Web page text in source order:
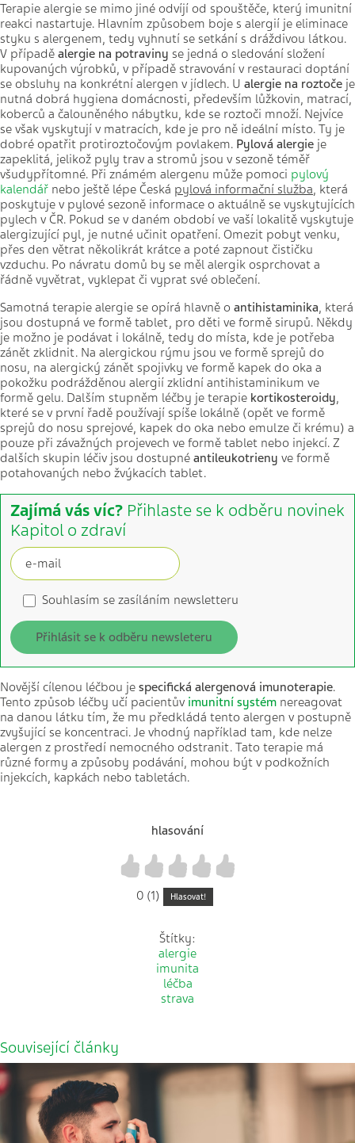
Terapie alergie se mimo jiné odvíjí od spouštěče, který imunitní
reakci nastartuje. Hlavním způsobem boje s alergií je eliminace
styku s alergenem, tedy vyhnutí se setkání s dráždivou látkou.
V případě alergie na potraviny se jedná o sledování složení
kupovaných výrobků, v případě stravování v restauraci doptání
se obsluhy na konkrétní alergen v jídlech. U alergie na roztoče je
nutná dobrá hygiena domácnosti, především lůžkovin, matrací,
koberců a čalouněného nábytku, kde se roztoči množí. Nejvíce
se však vyskytují v matracích, kde je pro ně ideální místo. Ty je
dobré opatřit protiroztočovým povlakem. Pylová alergie je
zapeklitá, jelikož pyly trav a stromů jsou v sezoně téměř
všudypřítomné. Při známém alergenu může pomoci pylový
kalendář nebo ještě lépe Česká pylová informační služba, která
poskytuje v pylové sezoně informace o aktuálně se vyskytujících
pylech v ČR. Pokud se v daném období ve vaší lokalitě vyskytuje
alergizující pyl, je nutné učinit opatření. Omezit pobyt venku,
přes den větrat několikrát krátce a poté zapnout čističku
vzduchu. Po návratu domů by se měl alergik osprchovat a
řádně vyvětrat, vyklepat či vyprat své oblečení.
Samotná terapie alergie se opírá hlavně o antihistaminika, která
jsou dostupná ve formě tablet, pro děti ve formě sirupů. Někdy
je možno je podávat i lokálně, tedy do místa, kde je potřeba
zánět zklidnit. Na alergickou rýmu jsou ve formě sprejů do
nosu, na alergický zánět spojivky ve formě kapek do oka a
pokožku podrážděnou alergií zklidní antihistaminikum ve
formě gelu. Dalším stupněm léčby je terapie kortikosteroidy,
které se v první řadě používají spíše lokálně (opět ve formě
sprejů do nosu sprejové, kapek do oka nebo emulze či krému) a
pouze při závažných projevech ve formě tablet nebo injekcí. Z
dalších skupin léčiv jsou dostupné antileukotrieny ve formě
potahovaných nebo žvýkacích tablet.
Zajímá vás víc? Přihlaste se k odběru novinek
Kapitol o zdraví
Souhlasím se zasíláním newsletteru
Přihlásit se k odběru newsleteru
Novější cílenou léčbou je specifická alergenová imunoterapie.
Tento způsob léčby učí pacientův imunitní systém nereagovat
na danou látku tím, že mu předkládá tento alergen v postupně
zvyšující se koncentraci. Je vhodný například tam, kde nelze
alergen z prostředí nemocného odstranit. Tato terapie má
různé formy a způsoby podávání, mohou být v podkožních
injekcích, kapkách nebo tabletách.
hlasování
4
3
2
1
0 (1) Hlasovat!
Štítky:
alergie
imunita
léčba
strava
Související články